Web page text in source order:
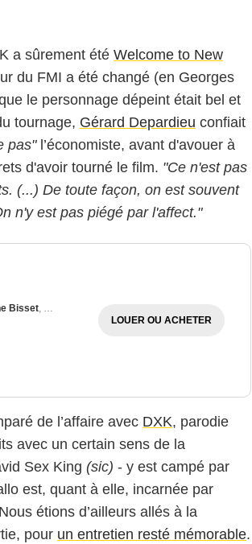
a sûrement été Welcome to New
du FMI a été changé (en Georges
le personnage dépeint était bel et
tournage, Gérard Depardieu confiait
pas"l’économiste, avant d'avouer à
d'avoir tourné le film. "Ce n'est pas
(...) De toute façon, on est souvent
n'y est pas piégé par l'affect."
Bisset, Drena De Niro
LOUER OU ACHETER
de l’affaire avec DXK, parodie
avec un certain sens de la
Sex King (sic) - y est campé par
est, quant à elle, incarnée par
étions d’ailleurs allés à la
pour un entretien resté mémorable.